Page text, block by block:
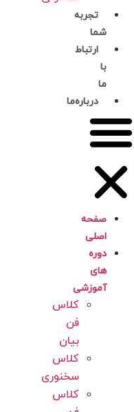
تجربه
شما
ارتباط
ما
درباره‌ما
صفحه
اصلی
دوره
های
آموزشی
کلاس
فن
بیان
کلاس
سخنوری
کلاس